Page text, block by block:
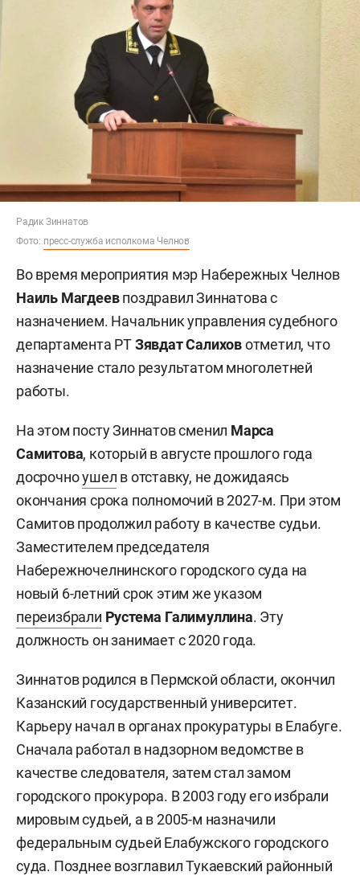
Радик Зиннатов
Фото: пресс-служба исполкома Челнов
Во время мероприятия мэр Набережных Челнов
Наиль Магдеевпоздравил Зиннатова с
назначением. Начальник управления судебного
департамента РТЗявдат Салиховотметил, что
назначение стало результатом многолетней
работы.
На этом посту Зиннатов сменил Марса
Самитова, который в августе прошлого года
досрочноушел в отставку, не дожидаясь
окончания срока полномочий в 2027-м. При этом
Самитов продолжил работу в качестве судьи.
Заместителем председателя
Набережночелнинского городского суда на
новый 6-летний срок этим же указом
переизбрали Рустема Галимуллина. Эту
должность он занимает с 2020 года.
Зиннатов родился в Пермской области, окончил
Казанский государственный университет.
Карьеру начал в органах прокуратуры в Елабуге.
Сначала работал в надзорном ведомстве в
качестве следователя, затем стал замом
городского прокурора. В 2003 году его избрали
мировым судьей, а в 2005-м назначили
федеральным судьей Елабужского городского
суда. Позднее возглавил Тукаевский районный